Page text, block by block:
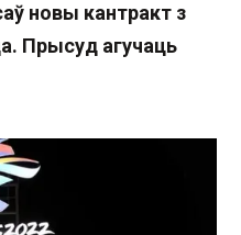
новы кантракт з
Прысуд агучаць